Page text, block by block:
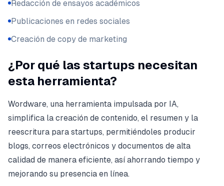
Redacción de ensayos académicos
Publicaciones en redes sociales
Creación de copy de marketing
¿Por qué las startups necesitan
esta herramienta?
Wordware, una herramienta impulsada por IA,
simplifica la creación de contenido, el resumen y la
reescritura para startups, permitiéndoles producir
blogs, correos electrónicos y documentos de alta
calidad de manera eficiente, así ahorrando tiempo y
mejorando su presencia en línea.